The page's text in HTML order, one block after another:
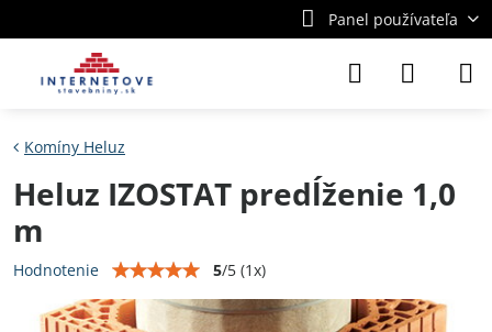
Panel používateľa
Komíny Heluz
Heluz IZOSTAT predĺženie 1,0
m
Hodnotenie 5/5 (1x)